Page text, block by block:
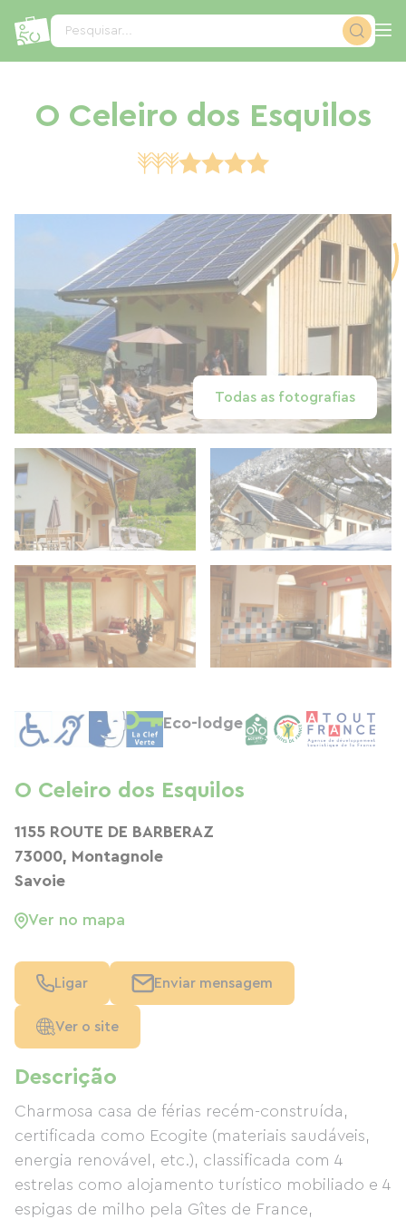
Pesquisar...
O Celeiro dos Esquilos
Todas as fotografias
Descrição
Charmosa casa de férias recém-construída,
certificada como Ecogite (materiais saudáveis,
energia renovável, etc.), classificada com 4
estrelas como alojamento turístico mobiliado e 4
espigas de milho pela Gîtes de France,
Eco-lodge
O Celeiro dos Esquilos
1155 ROUTE DE BARBERAZ
73000, Montagnole
Savoie
Ver no mapa
Ligar Enviar mensagem
Ver o site
Painel de Gerenciamento de Cookies